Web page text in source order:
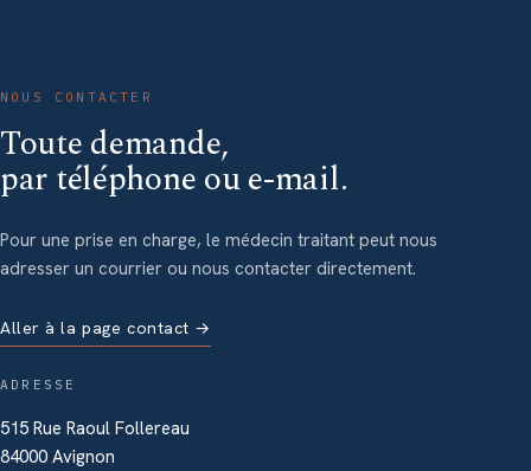
NOUS CONTACTER
Toute demande,
par téléphone ou e-mail.
Pour une prise en charge, le médecin traitant peut nous
adresser un courrier ou nous contacter directement.
Aller à la page contact →
ADRESSE
515 Rue Raoul Follereau
84000 Avignon